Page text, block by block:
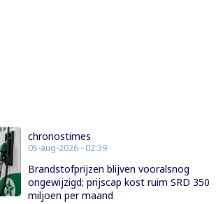
chronostimes
05-aug-2026 - 02:39
Brandstofprijzen blijven vooralsnog
ongewijzigd; prijscap kost ruim SRD 350
miljoen per maand